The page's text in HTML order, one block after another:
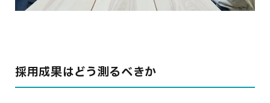
採用成果はどう測るべきか